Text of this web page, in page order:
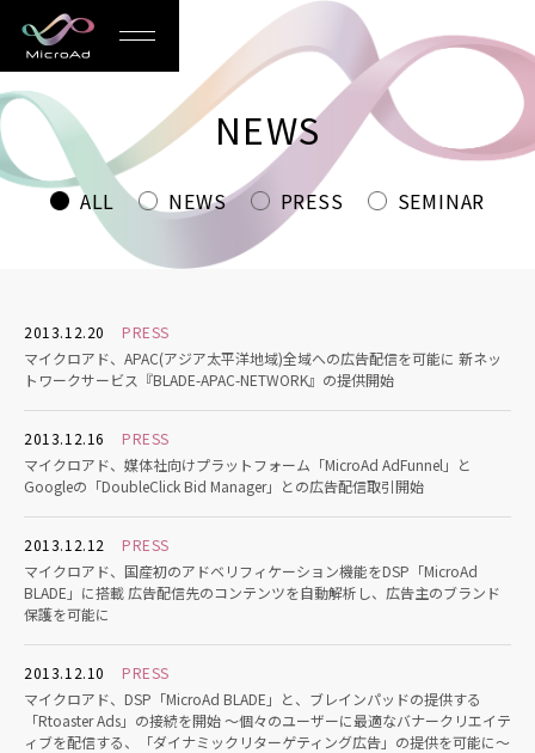
MicroAd
-
Redesigning
the
Future
NEWS
ALL NEWS PRESS SEMINAR
2013.12.20
PRESS
マイクロアド、APAC(アジア太平洋地域)全域への広告配信を可能に 新ネッ
トワークサービス『BLADE-APAC-NETWORK』の提供開始
2013.12.16
PRESS
マイクロアド、媒体社向けプラットフォーム「MicroAd AdFunnel」と
Googleの「DoubleClick Bid Manager」との広告配信取引開始
2013.12.12
PRESS
マイクロアド、国産初のアドベリフィケーション機能をDSP「MicroAd
BLADE」に搭載 広告配信先のコンテンツを自動解析し、広告主のブランド
保護を可能に
2013.12.10
PRESS
マイクロアド、DSP「MicroAd BLADE」と、ブレインパッドの提供する
「Rtoaster Ads」の接続を開始 ～個々のユーザーに最適なバナークリエイテ
ィブを配信する、「ダイナミックリターゲティング広告」の提供を可能に～